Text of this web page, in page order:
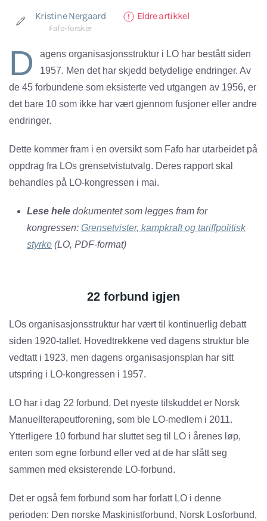
Kristine Nergaard
Fafo-forsker
Eldre artikkel
D
agens organisasjonsstruktur i LO har bestått siden
1957. Men det har skjedd betydelige endringer. Av
de 45 forbundene som eksisterte ved utgangen av 1956, er
det bare 10 som ikke har vært gjennom fusjoner eller andre
endringer.
Dette kommer fram i en oversikt som Fafo har utarbeidet på
oppdrag fra LOs grensetvistutvalg. Deres rapport skal
behandles på LO-kongressen i mai.
Lese hele dokumentet som legges fram for
kongressen: Grensetvister, kampkraft og tariffpolitisk
styrke (LO, PDF-format)
22 forbund igjen
LOs organisasjonsstruktur har vært til kontinuerlig debatt
siden 1920-tallet. Hovedtrekkene ved dagens struktur ble
vedtatt i 1923, men dagens organisasjonsplan har sitt
utspring i LO-kongressen i 1957.
LO har i dag 22 forbund. Det nyeste tilskuddet er Norsk
Manuellterapeutforening, som ble LO-medlem i 2011.
Ytterligere 10 forbund har sluttet seg til LO i årenes løp,
enten som egne forbund eller ved at de har slått seg
sammen med eksisterende LO-forbund.
Det er også fem forbund som har forlatt LO i denne
perioden: Den norske Maskinistforbund, Norsk Losforbund,